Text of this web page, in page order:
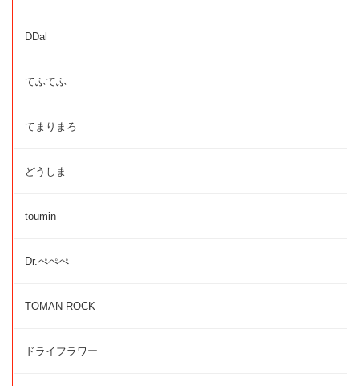
DDal
てふてふ
てまりまろ
どうしま
toumin
Dr.ぺぺぺ
TOMAN ROCK
ドライフラワー